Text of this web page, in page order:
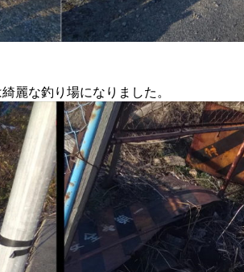
麗な釣り場になりました。